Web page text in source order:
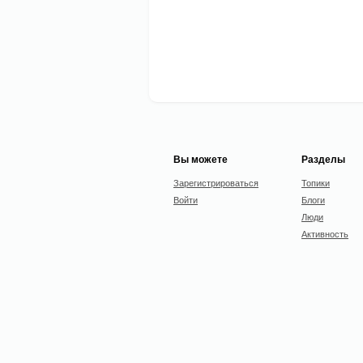
Вы можете
Зарегистрироваться
Войти
Разделы
Топики
Блоги
Люди
Активность